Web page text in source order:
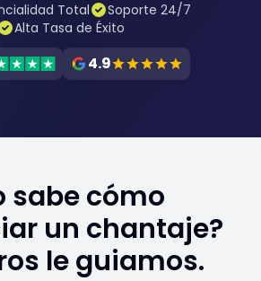
Total
Soporte 24/7
Alta Tasa de Éxito
4.9
sabe cómo
un chantaje?
le guiamos.